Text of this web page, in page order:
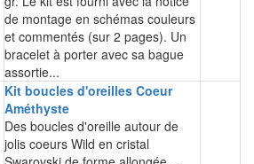
de montage en schémas couleurs
et commentés (sur 2 pages). Un
bracelet à porter avec sa bague
assortie...
Kit boucles d'oreilles Coeur
Améthyste
Des boucles d'oreille autour de
jolis coeurs Wild en cristal